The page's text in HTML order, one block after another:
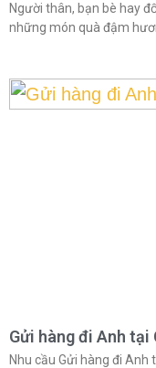
Người thân, bạn bè hay
những món quà đậm
Gửi hàng đi Anh tại
Nhu cầu Gửi hàng đi